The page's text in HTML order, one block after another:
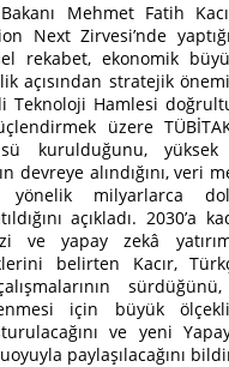
Mehmet Fatih
Next Zirvesi’nde
rekabet, ekonomik
açısından stratejik
Teknoloji Hamlesi
üzere
kurulduğunu, yüksek
devreye alındığını, veri
yönelik milyarlarca
açıkladı. 2030’a
ve yapay zekâ
belirten Kacır,
için büyük
ve yeni
paylaşılacağını